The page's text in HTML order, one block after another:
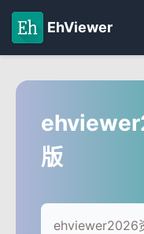
EhViewer
版
ehviewer2026